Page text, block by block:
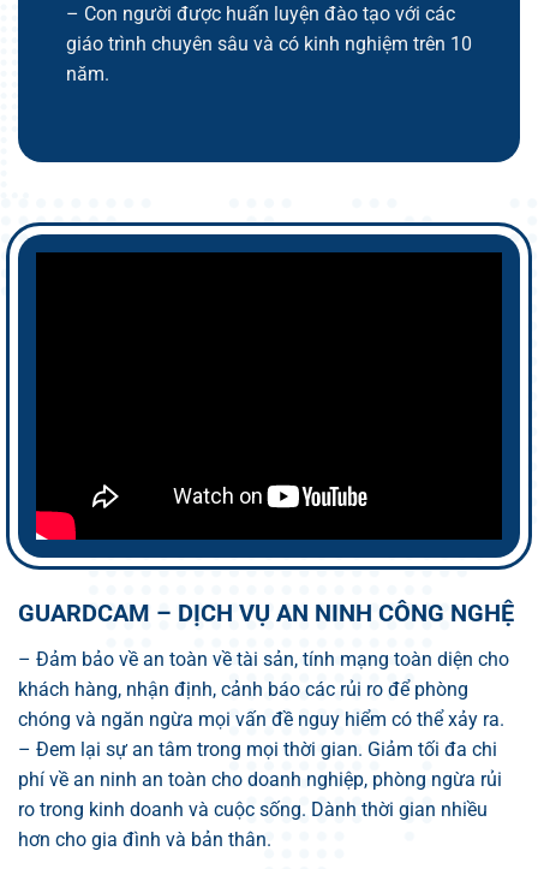
– Con người được huấn luyện đào tạo với các
giáo trình chuyên sâu và có kinh nghiệm trên 10
năm.
GUARDCAM – DỊCH VỤ AN NINH CÔNG NGHỆ
– Đảm bảo về an toàn về tài sản, tính mạng toàn diện cho
khách hàng, nhận định, cảnh báo các rủi ro để phòng
chóng và ngăn ngừa mọi vấn đề nguy hiểm có thể xảy ra.
– Đem lại sự an tâm trong mọi thời gian. Giảm tối đa chi
phí về an ninh an toàn cho doanh nghiệp, phòng ngừa rủi
ro trong kinh doanh và cuộc sống. Dành thời gian nhiều
hơn cho gia đình và bản thân.